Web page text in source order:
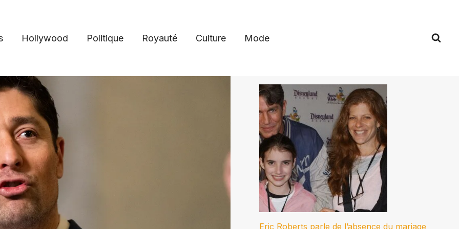
Hollywood Politique Royauté Culture Mode
Eric Roberts parle de l’absence du mariage